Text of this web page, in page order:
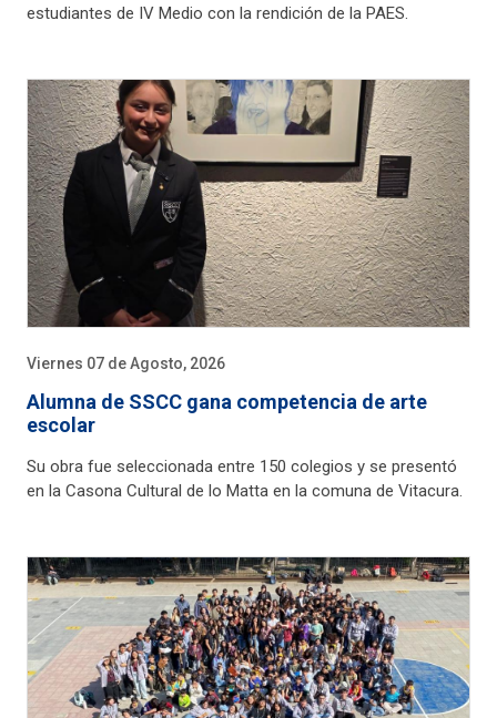
estudiantes de IV Medio con la rendición de la PAES.
Viernes 07 de Agosto, 2026
Alumna de SSCC gana competencia de arte
escolar
Su obra fue seleccionada entre 150 colegios y se presentó
en la Casona Cultural de lo Matta en la comuna de Vitacura.